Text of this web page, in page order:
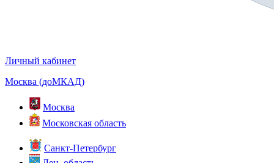
Личный кабинет
Москва (доМКАД)
Москва
Московская область
Санкт-Петербург